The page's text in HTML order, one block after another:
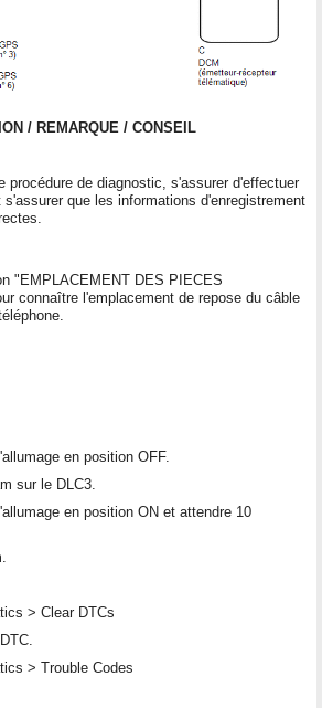
/ REMARQUE / CONSEIL
procédure de diagnostic, s'assurer d'effectuer
s'assurer que les informations d'enregistrement
"EMPLACEMENT DES PIECES
connaître l'emplacement de repose du câble
en position OFF.
sur le DLC3.
en position ON et attendre 10
> Clear DTCs
> Trouble Codes